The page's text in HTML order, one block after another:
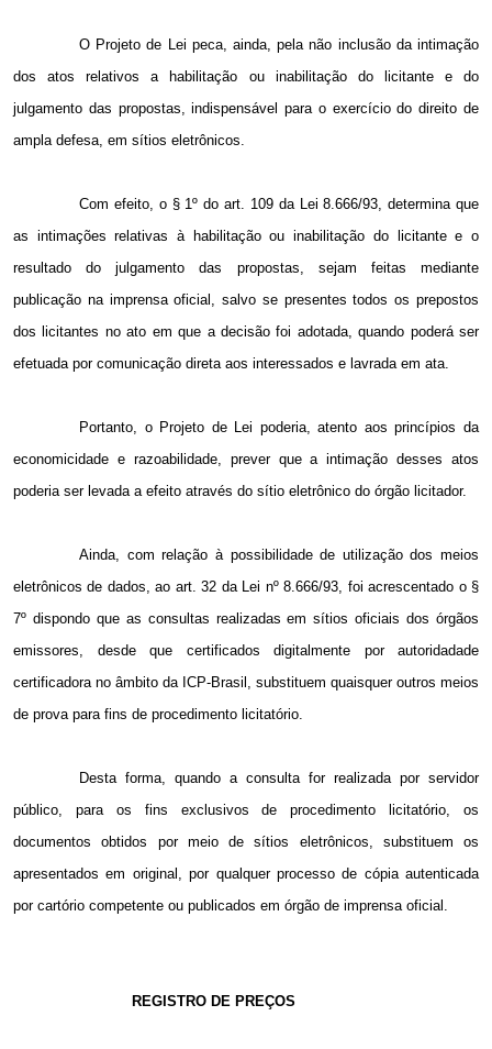
O Projeto de Lei peca, ainda, pela não inclusão da intimação
dos atos relativos a habilitação ou inabilitação do licitante e do
julgamento das propostas, indispensável para o exercício do direito de
ampla defesa, em sítios eletrônicos.
Com efeito, o§ 1º do art. 109 da Lei 8.666/93, determina que
as intimações relativas à habilitação ou inabilitação do licitante e o
resultado do julgamento das propostas, sejam feitas mediante
publicação na imprensa oficial, salvo se presentes todos os prepostos
dos licitantes no ato em que a decisão foi adotada, quando poderá ser
efetuada por comunicação direta aos interessados e lavrada em ata.
Portanto, o Projeto de Lei poderia, atento aos princípios da
economicidade e razoabilidade, prever que a intimação desses atos
poderia ser levada a efeito através do sítio eletrônico do órgão licitador.
Ainda, com relação à possibilidade de utilização dos meios
eletrônicos de dados, ao art. 32 da Lei nº 8.666/93, foi acrescentado o §
7º dispondo que as consultas realizadas em sítios oficiais dos órgãos
emissores, desde que certificados digitalmente por autoridadade
certificadora no âmbito da ICP-Brasil, substituem quaisquer outros meios
de prova para fins de procedimento licitatório.
Desta forma, quando a consulta for realizada por servidor
público, para os fins exclusivos de procedimento licitatório, os
documentos obtidos por meio de sítios eletrônicos, substituem os
apresentados em original, por qualquer processo de cópia autenticada
por cartório competente ou publicados em órgão de imprensa oficial.
REGISTRO DE PREÇOS